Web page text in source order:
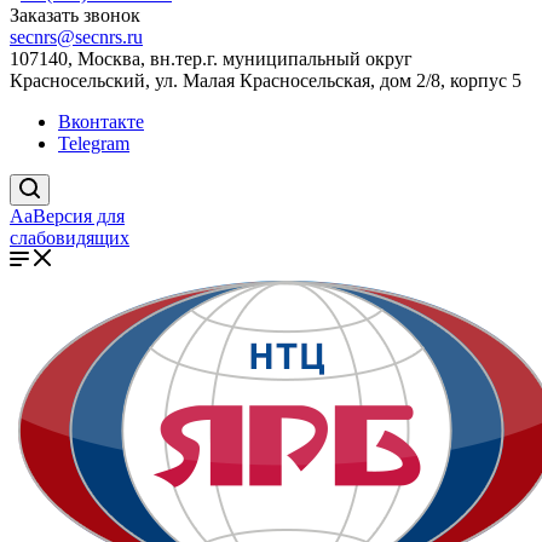
Заказать звонок
secnrs@secnrs.ru
107140, Москва, вн.тер.г. муниципальный округ
Красносельский, ул. Малая Красносельская, дом 2/8, корпус 5
Вконтакте
Telegram
AaВерсия для
слабовидящих